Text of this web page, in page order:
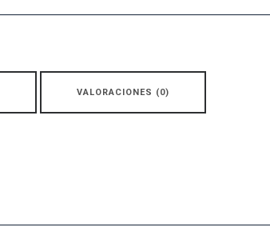
VALORACIONES (0)